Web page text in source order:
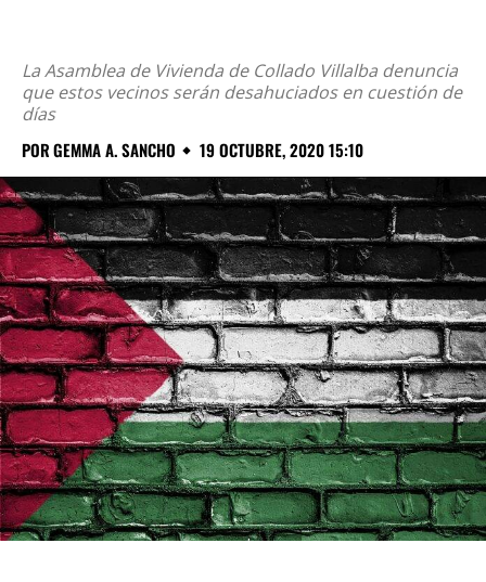
La Asamblea de Vivienda de Collado Villalba denuncia
que estos vecinos serán desahuciados en cuestión de
días
PORGEMMA A. SANCHO 19 OCTUBRE, 2020 15:10